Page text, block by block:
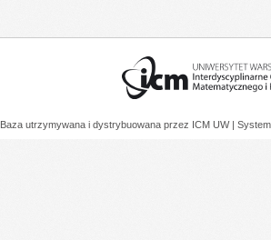
Baza utrzymywana i dystrybuowana przez ICM UW |